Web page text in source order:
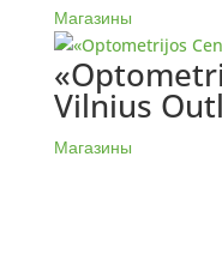
Магазины
Vilnius
Магазины